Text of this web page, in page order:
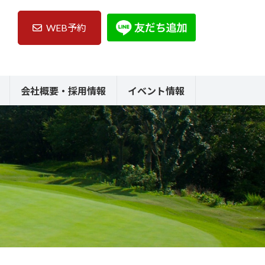
WEB予約
会社概要・採用情報 イベント情報